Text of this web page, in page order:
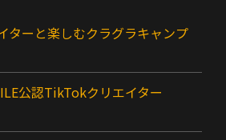
ターと楽しむクラグラキャンプ
公認TikTokクリエイター